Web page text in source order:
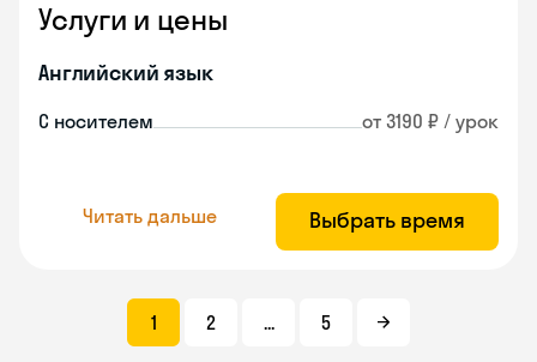
Услуги и цены
Английский язык
С носителем от 3190 ₽ / урок
Читать дальше Выбрать время
1 2 ... 5